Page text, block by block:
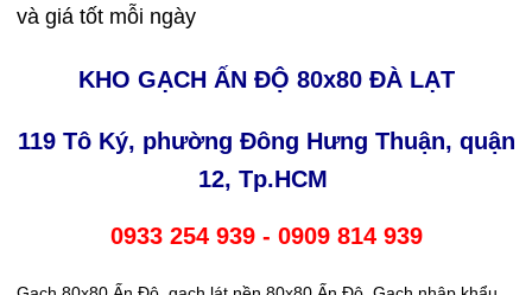
và giá tốt mỗi ngày
KHO GẠCH ẤN ĐỘ 80x80 ĐÀ LẠT
119 Tô Ký, phường Đông Hưng Thuận, quận
12, Tp.HCM
0933 254 939 - 0909 814 939